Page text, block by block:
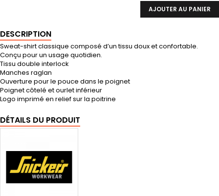
AJOUTER AU PANIER
DESCRIPTION
Sweat-shirt classique composé d’un tissu doux et confortable.
Conçu pour un usage quotidien.
Tissu double interlock
Manches raglan
Ouverture pour le pouce dans le poignet
Poignet côtelé et ourlet inférieur
Logo imprimé en relief sur la poitrine
DÉTAILS DU PRODUIT